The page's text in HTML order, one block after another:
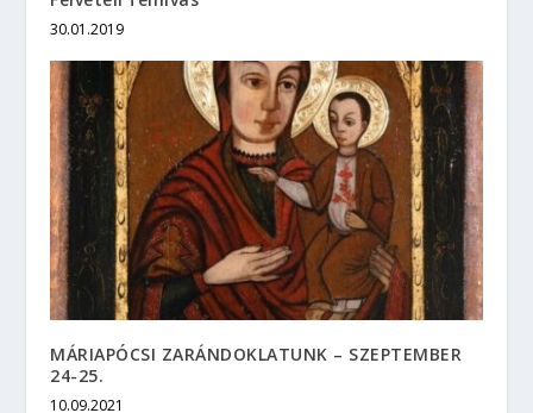
30.01.2019
MÁRIAPÓCSI ZARÁNDOKLATUNK – SZEPTEMBER
24-25.
10.09.2021